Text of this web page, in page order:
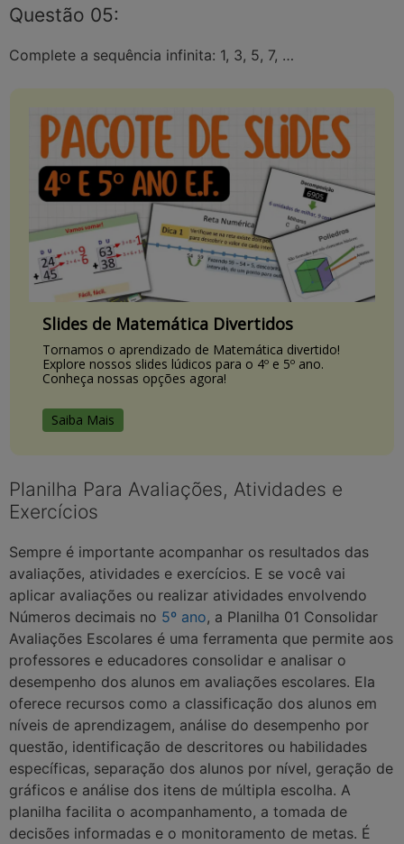
Questão 05:
Complete a sequência infinita: 1, 3, 5, 7, …
Slides de Matemática Divertidos
Tornamos o aprendizado de Matemática divertido!
Explore nossos slides lúdicos para o 4º e 5º ano.
Conheça nossas opções agora!
Saiba Mais
Planilha Para Avaliações, Atividades e
Exercícios
Sempre é importante acompanhar os resultados das
avaliações, atividades e exercícios. E se você vai
aplicar avaliações ou realizar atividades envolvendo
Números decimais no 5º ano, a Planilha 01 Consolidar
Avaliações Escolares é uma ferramenta que permite aos
professores e educadores consolidar e analisar o
desempenho dos alunos em avaliações escolares. Ela
oferece recursos como a classificação dos alunos em
níveis de aprendizagem, análise do desempenho por
questão, identificação de descritores ou habilidades
específicas, separação dos alunos por nível, geração de
gráficos e análise dos itens de múltipla escolha. A
planilha facilita o acompanhamento, a tomada de
decisões informadas e o monitoramento de metas. É